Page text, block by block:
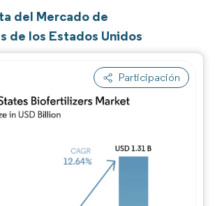
del Mercado de
de los Estados Unidos
Participación